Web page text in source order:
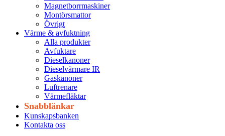
Magnetborrmaskiner
Montörsmattor
Övrigt
Värme & avfuktning
Alla produkter
Avfuktare
Dieselkanoner
Dieselvärmare IR
Gaskanoner
Luftrenare
Värmefläktar
Snabblänkar
Kunskapsbanken
Kontakta oss